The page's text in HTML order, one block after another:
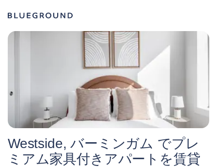
Westside, バーミンガム でプレ
ミアム家具付きアパートを賃貸